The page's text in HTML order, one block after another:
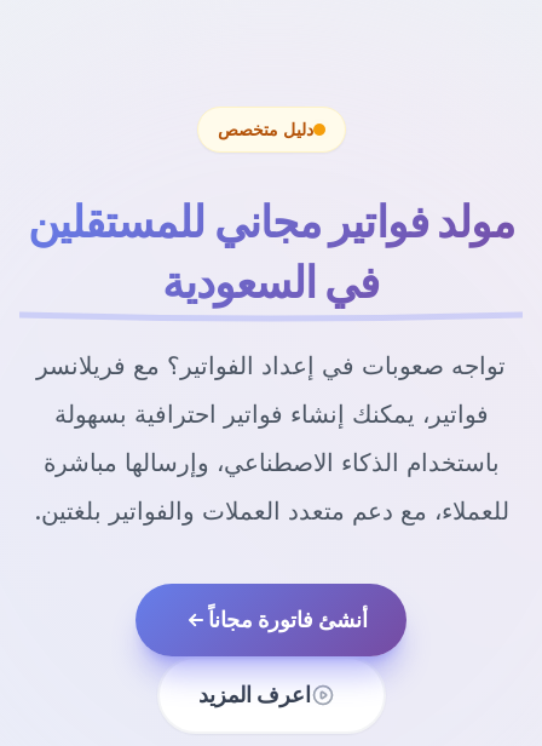
دليل متخصص
مولد فواتير مجاني للمستقلين
في السعودية
تواجه صعوبات في إعداد الفواتير؟ مع فريلانسر
فواتير، يمكنك إنشاء فواتير احترافية بسهولة
باستخدام الذكاء الاصطناعي، وإرسالها مباشرة
للعملاء، مع دعم متعدد العملات والفواتير بلغتين.
أنشئ فاتورة مجاناً
اعرف المزيد